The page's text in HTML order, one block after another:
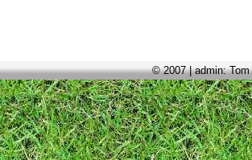
© 2007 | admin: Tom